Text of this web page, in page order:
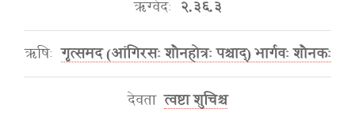
ऋग्वेदः २.३६.३
ऋषिः गृत्समद (आंगिरसः शौनहोत्रः पश्चाद्) भार्गवः शौनकः
देवता त्वष्टा शुचिश्च